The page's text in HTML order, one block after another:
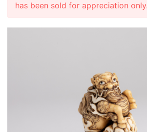
has been sold for appreciation only.